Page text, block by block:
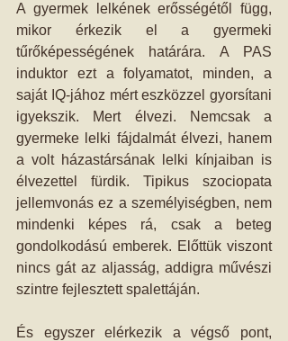
A gyermek lelkének erősségétől függ,
mikor érkezik el a gyermeki
tűrőképességének határára. A PAS
induktor ezt a folyamatot, minden, a
saját IQ-jához mért eszközzel gyorsítani
igyekszik. Mert élvezi. Nemcsak a
gyermeke lelki fájdalmát élvezi, hanem
a volt házastársának lelki kínjaiban is
élvezettel fürdik. Tipikus szociopata
jellemvonás ez a személyiségben, nem
mindenki képes rá, csak a beteg
gondolkodású emberek. Előttük viszont
nincs gát az aljasság, addigra művészi
szintre fejlesztett spalettáján.
És egyszer elérkezik a végső pont,